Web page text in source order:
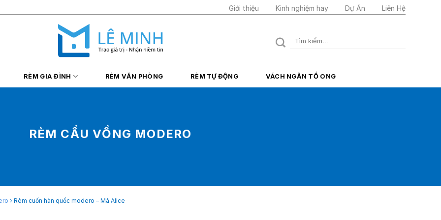
Giới thiệu Kinh nghiệm hay Dự Án Liên Hệ
Tìm
RÈM GIA ĐÌNH RÈM VĂN PHÒNG RÈM TỰ ĐỘNG VÁCH NGĂN TỔ ONG
RÈM CẦU VỒNG MODERO
› Rèm cuốn hàn quốc modero – Mã Alice